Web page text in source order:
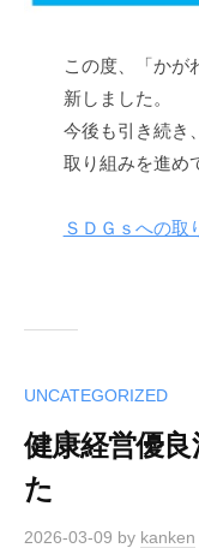
この度、「かが
新しました。
今後も引き続き
取り組みを進め
ＳＤＧｓへの取
UNCATEGORIZED
健康経営優
た
2026-03-09 by kanken